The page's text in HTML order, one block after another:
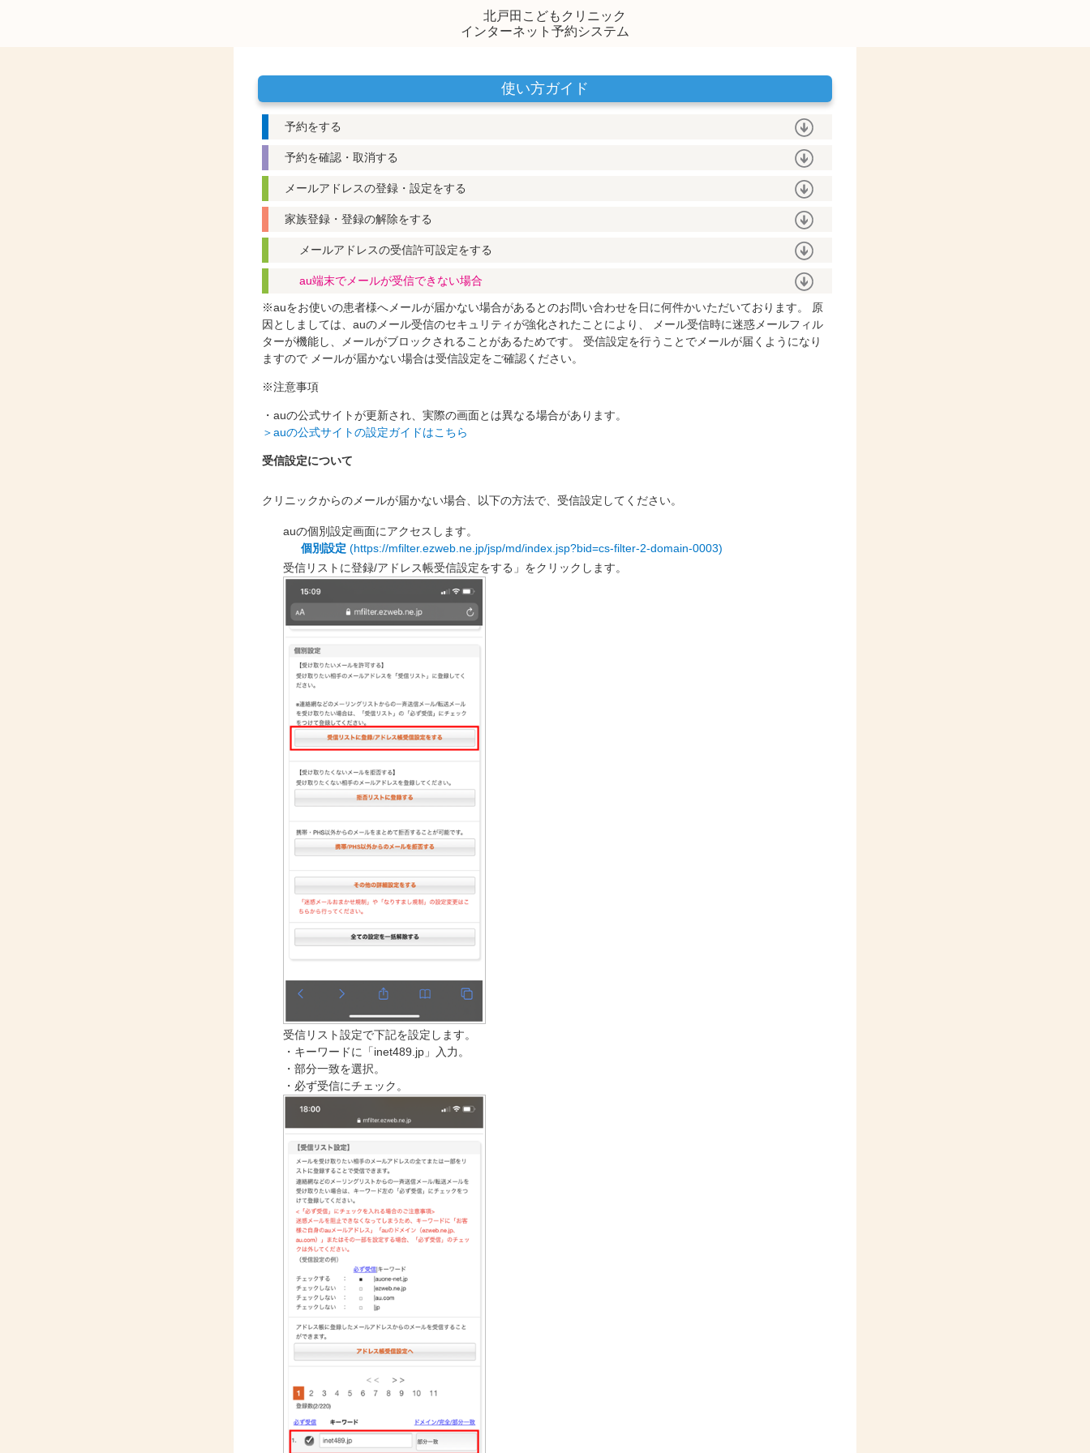
北戸田こどもクリニック
インターネット予約システム
使い方ガイド
予約をする
予約を確認・取消する
メールアドレスの登録・設定をする
家族登録・登録の解除をする
メールアドレスの受信許可設定をする
au端末でメールが受信できない場合
※auをお使いの患者様へメールが届かない場合があるとのお問い合わせを日に何件かいただいております。
原
因としましては、auのメール受信のセキュリティが強化されたことにより、
メール受信時に迷惑メールフィル
ターが機能し、メールがブロックされることがあるためです。
受信設定を行うことでメールが届くようになり
ますので メールが届かない場合は受信設定をご確認ください。
※注意事項
・auの公式サイトが更新され、実際の画面とは異なる場合があります。
＞auの公式サイトの設定ガイドはこちら
受信設定について
クリニックからのメールが届かない場合、以下の方法で、受信設定してください。
auの個別設定画面にアクセスします。
個別設定 (https://mfilter.ezweb.ne.jp/jsp/md/index.jsp?bid=cs-filter-2-domain-0003)
受信リストに登録/アドレス帳受信設定をする」をクリックします。
受信リスト設定で下記を設定します。
・キーワードに「inet489.jp」入力。
・部分一致を選択。
・必ず受信にチェック。